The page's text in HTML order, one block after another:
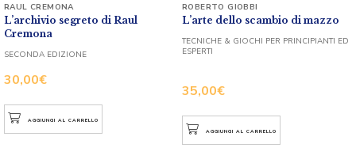
L’archivio segreto di Raul
Cremona
30,00€
RAUL CREMONA
SECONDA EDIZIONE
AGGIUNGI AL CARRELLO
L’arte dello scambio di mazzo
35,00€
ROBERTO GIOBBI
TECNICHE & GIOCHI PER PRINCIPIANTI ED
ESPERTI
AGGIUNGI AL CARRELLO